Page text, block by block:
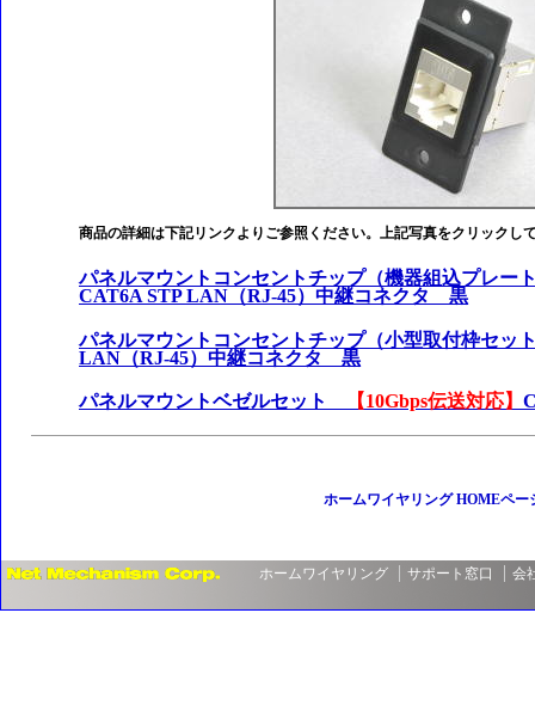
商品の詳細は下記リンクよりご参照ください。上記写真をクリックし
パネルマウントコンセントチップ（機器組込プレー
CAT6A STP LAN（RJ-45）中継コネクタ 黒
パネルマウントコンセントチップ（小型取付枠セッ
LAN（RJ-45）中継コネクタ 黒
パネルマウントベゼルセット 【10Gbps伝送対応】
ホームワイヤリング HOMEペー
ホームワイヤリング サポート窓口 会